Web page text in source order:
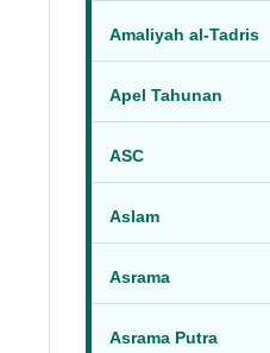
Amaliyah al-Tadris
Apel Tahunan
ASC
Aslam
Asrama
Asrama Putra